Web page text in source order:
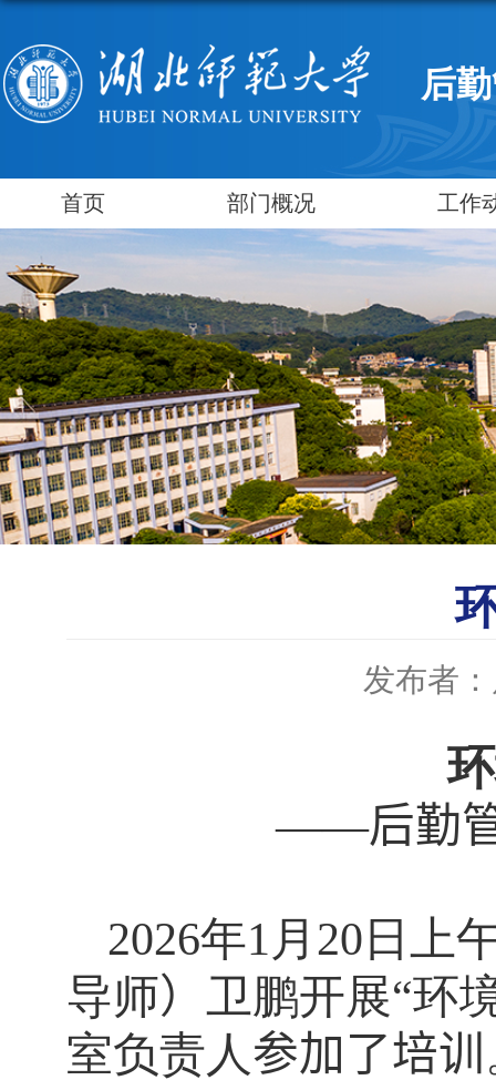
后
首页 部门概况 工作
发布者
——后勤
2026年1 月 20 日上
导师） 卫鹏开展“环
室负责人参加了培训